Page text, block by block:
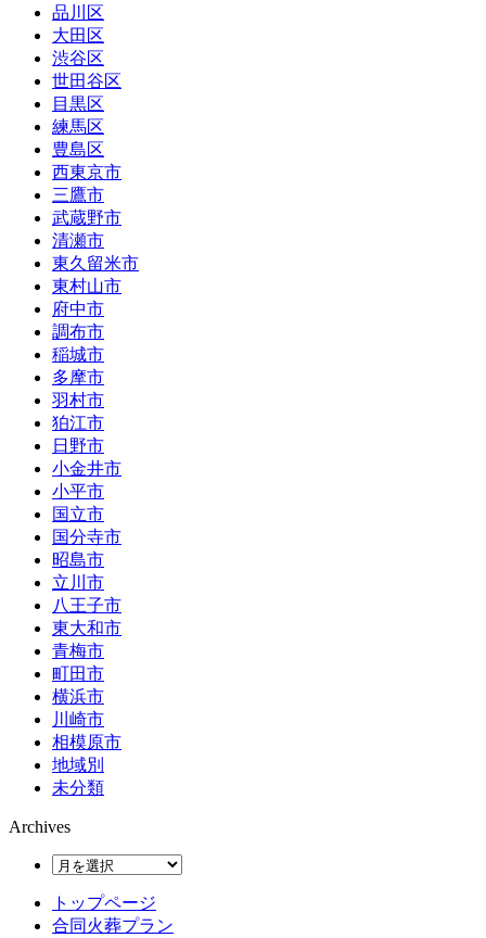
品川区
大田区
渋谷区
世田谷区
目黒区
練馬区
豊島区
西東京市
三鷹市
武蔵野市
清瀬市
東久留米市
東村山市
府中市
調布市
稲城市
多摩市
羽村市
狛江市
日野市
小金井市
小平市
国立市
国分寺市
昭島市
立川市
八王子市
東大和市
青梅市
町田市
横浜市
川崎市
相模原市
地域別
未分類
Archives
トップページ
合同火葬プラン